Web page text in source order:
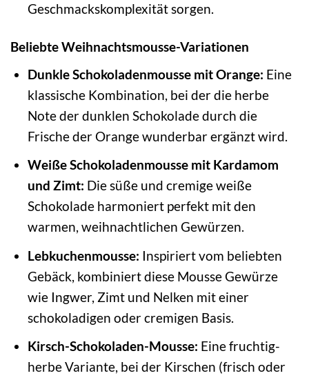
Geschmackskomplexität sorgen.
Beliebte Weihnachtsmousse-Variationen
Dunkle Schokoladenmousse mit Orange: Eine
klassische Kombination, bei der die herbe
Note der dunklen Schokolade durch die
Frische der Orange wunderbar ergänzt wird.
Weiße Schokoladenmousse mit Kardamom
und Zimt: Die süße und cremige weiße
Schokolade harmoniert perfekt mit den
warmen, weihnachtlichen Gewürzen.
Lebkuchenmousse: Inspiriert vom beliebten
Gebäck, kombiniert diese Mousse Gewürze
wie Ingwer, Zimt und Nelken mit einer
schokoladigen oder cremigen Basis.
Kirsch-Schokoladen-Mousse: Eine fruchtig-
herbe Variante, bei der Kirschen (frisch oder